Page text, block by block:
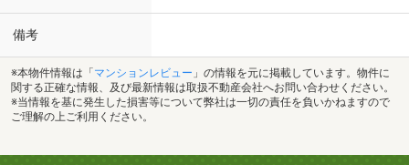
備考
※本物件情報は「 マンションレビュー 」の情報を元に掲載しています。物件に
関する正確な情報、及び最新情報は取扱不動産会社へお問い合わせください。
※当情報を基に発生した損害等について弊社は一切の責任を負いかねますので
ご理解の上ご利用ください。